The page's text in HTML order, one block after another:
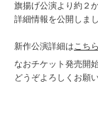
旗揚げ公演より約２
詳細情報を公開しま
新作公演詳細はこちら
なおチケット発売開
どうぞよろしくお願